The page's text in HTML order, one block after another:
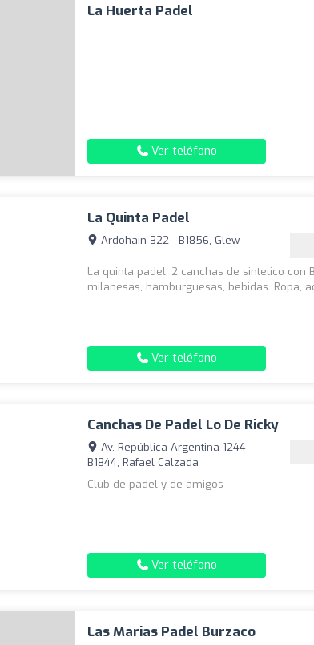
La Huerta Padel
Ver teléfono
La Quinta Padel
Ardohain 322 - B1856, Glew
La quinta padel, 2 canchas de sintetico con
milanesas, hamburguesas, bebidas. Ropa,
Ver teléfono
Canchas De Padel Lo De Ricky
Av. República Argentina 1244 -
B1844, Rafael Calzada
Club de padel y de amigos
Ver teléfono
Las Marias Padel Burzaco